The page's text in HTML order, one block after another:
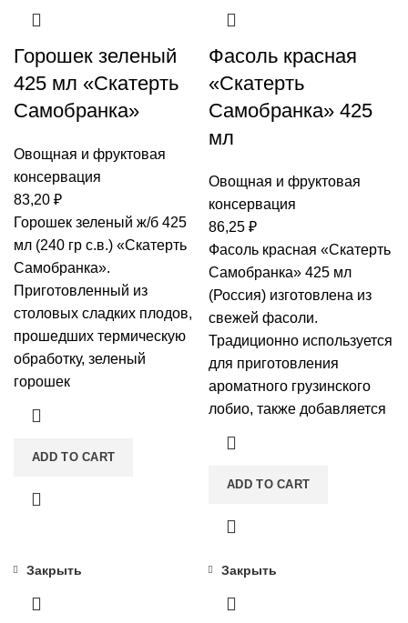
Горошек зеленый
425 мл «Скатерть
Самобранка»
Овощная и фруктовая
консервация
83,20 ₽
Горошек зеленый ж/б 425
мл (240 гр с.в.) «Скатерть
Самобранка».
Приготовленный из
столовых сладких плодов,
прошедших термическую
обработку, зеленый
горошек
ADD TO CART
Фасоль красная
«Скатерть
Самобранка» 425
мл
Овощная и фруктовая
консервация
86,25 ₽
Фасоль красная «Скатерть
Самобранка» 425 мл
(Россия) изготовлена из
свежей фасоли.
Традиционно используется
для приготовления
ароматного грузинского
лобио, также добавляется
ADD TO CART
Закрыть Закрыть